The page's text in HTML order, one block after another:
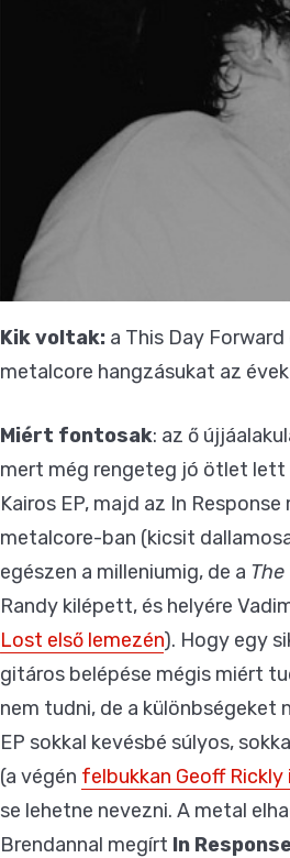
Kik voltak: a This Day
metalcore hangzásukat az
Miért fontosak: az ő
mert még rengeteg jó ötlet lett
Kairos EP, majd az In
metalcore-ban (kicsit
egészen a milleniumig, de a
Randy kilépett, és helyére
Lost első lemezén). Hogy egy
gitáros belépése mégis miért
nem tudni, de a különbségeket
EP sokkal kevésbé súlyos,
(a végén felbukkan Geoff Rickly
se lehetne nevezni. A metal
Brendannal megírt In Response